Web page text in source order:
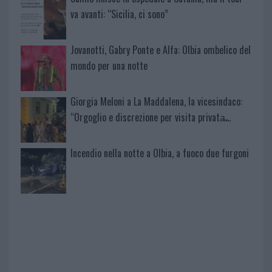
va avanti: “Sicilia, ci sono”
Jovanotti, Gabry Ponte e Alfa: Olbia ombelico del
mondo per una notte
Giorgia Meloni a La Maddalena, la vicesindaco:
“Orgoglio e discrezione per visita privata̶…
Incendio nella notte a Olbia, a fuoco due furgoni